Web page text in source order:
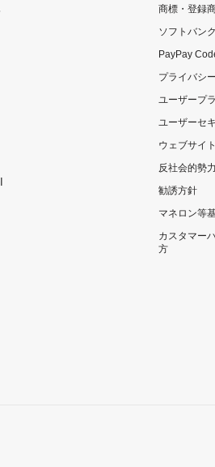
商標・登録
ソフトバン
PayPay
プライバシ
ユーザープ
ユーザーセ
ウェブサイ
反社会的勢
勧誘方針
マネロン等
カスタマー
方